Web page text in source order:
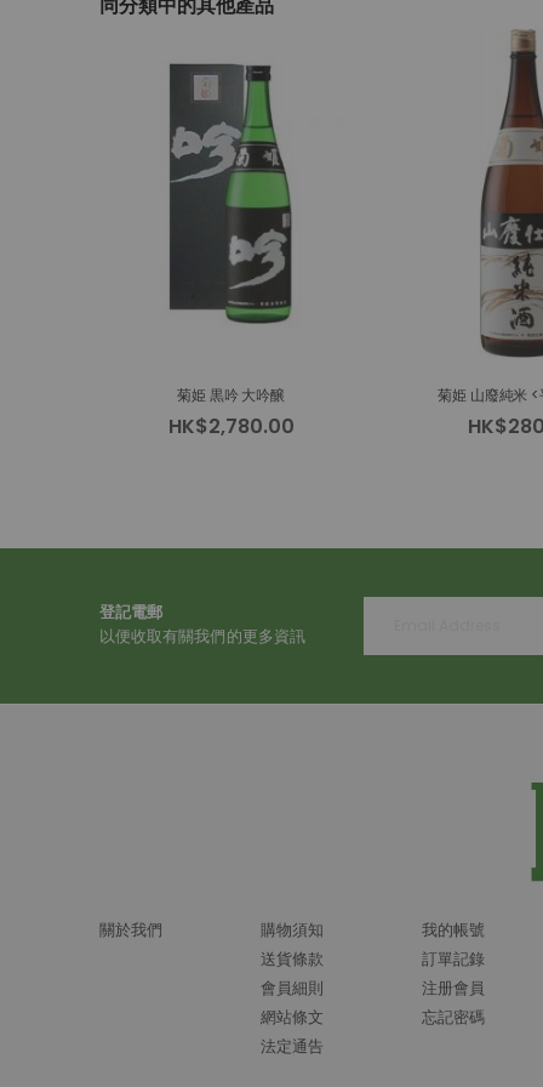
beginning
菊姫 黒吟 大吟醸
HK$2,780.00
菊姫 山廢純米
登記電郵
以便收取有關我們的更多資訊
關於我們
購物須知
送貨條款
會員細則
網站條文
法定通告
我的帳號
訂單記錄
注册會員
忘記密碼